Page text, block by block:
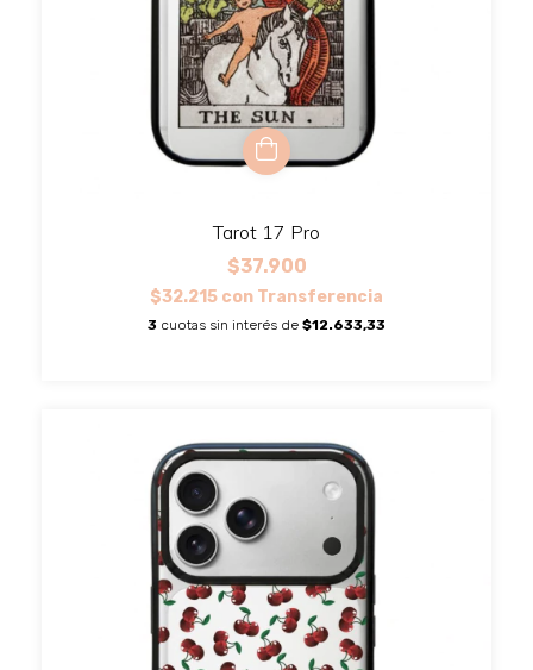
Tarot 17 Pro
$37.900
$32.215 con Transferencia
3 cuotas sin interés de $12.633,33